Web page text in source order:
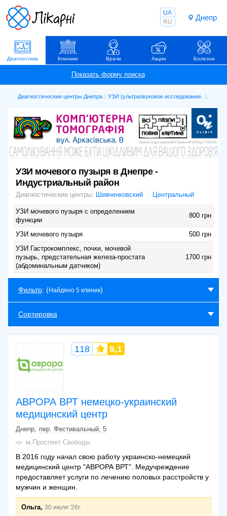
Днепр
UA
RU
Диагностика Клиники Врачи Акции Болезни
Диагностические центры Днепра УЗИ (ультразвуковое исследование)
УЗИ мочевого пузыря в Днепре -
Индустриальный район
Диагностические центры: Шевченковский Центральный
УЗИ мочевого пузыря с определением
функции
800 грн
УЗИ мочевого пузыря
500 грн
УЗИ Гастрокомплекс, почки, мочевой
пузырь, предстательная железа-простата
(абдоминальным датчиком)
1700 грн
Фильтр: (Найдено 5 клиник)
Сортировка
АВРОРА ВРТ немецко-украинский
медицинский центр
118 9,1
Днепр
пер. Фестивальный, 5
м.Проспект Свободы
В 2016 году начал свою работу украинско-немецкий
медицинский центр "АВРОРА ВРТ". Медучреждение
предоставляет услуги по лечению половых расстройств у
мужчин и женщин.
Ольга, 30 июля '26г.